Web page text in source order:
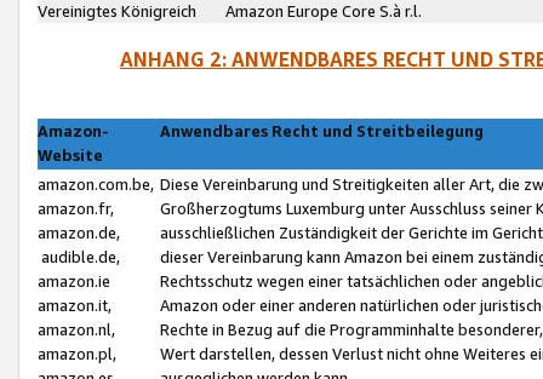
Vereinigtes Königreich
Amazon Europe Core S.à r.l.
ANHANG 2: ANWENDBARES RECHT UND
Amazon-
Website
Anwendbares Recht und Streitbeilegung
amazon.com.be,
amazon.fr,
amazon.de,
audible.de,
amazon.ie
amazon.it,
amazon.nl,
amazon.pl,
Diese Vereinbarung und Streitigkeiten aller Art, die
Großherzogtums Luxemburg unter Ausschluss
ausschließlichen Zuständigkeit der Gerichte im
dieser Vereinbarung kann Amazon bei einem
Rechtsschutz wegen einer tatsächlichen oder
Amazon oder einer anderen natürlichen oder
Rechte in Bezug auf die Programminhalte
Wert darstellen, dessen Verlust nicht ohne Weiteres